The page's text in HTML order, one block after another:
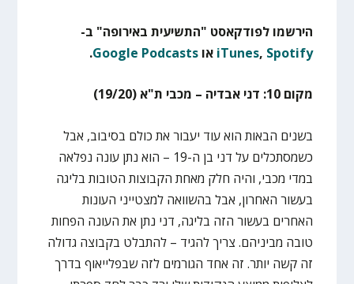
הירשמו לפודקאסט "התשיעית באירופה" ב-
iTunes, Spotify אוGoogle Podcasts
.
מקום 10: דני אבדיה – מכבי ת"א (19/20)
בשנים הבאות הוא עוד יעבור את כולם בסיבוב, אבל
כשמסתכלים על דני בן ה-19 – הוא נתן עונה נפלאה
במדי מכבי, והיה חלק מאחת הקבוצות הטובות בליגה
בעשור האחרון, אבל בהשוואה למצטייני העונות
האחרים בעשור הזה בליגה, דני נתן את העונה הפחות
טובה מביניהם. צריך להגיד – להתבלט בקבוצה גדולה
זה קשה יותר. זה אחד הגורמים לזה שבפלייאוף בדרך